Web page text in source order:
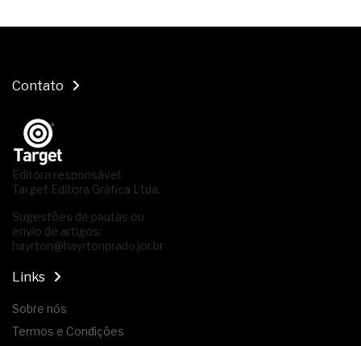
Contato
Editora responsável:
Target Editora Gráfica Ltda.
Sugestões de pautas ou
envio de artigos:
hayrton@hayrtonprado.jor.br
Links
Sobre nós
Termos e Condições